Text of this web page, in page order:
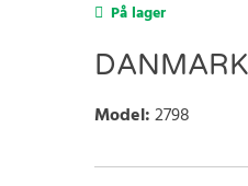
På lager
Model:2798